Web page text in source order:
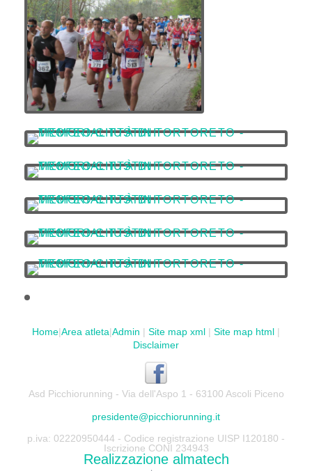
Home|Area atleta|Admin | Site map xml | Site map html |
Disclaimer
Asd Picchiorunning - Via dell'Aspo 1 - 63100 Ascoli Piceno
presidente@picchiorunning.it
p.iva: 02220950444 - Codice registrazione UISP I120180 -
Iscrizione CONI 234943
Realizzazione almatech